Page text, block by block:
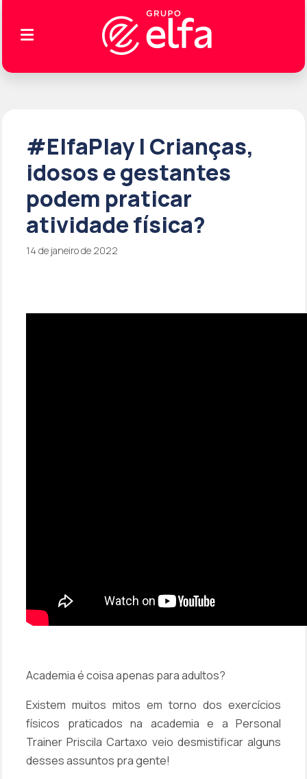
#ElfaPlay | Crianças,
idosos e gestantes
podem praticar
atividade física?
14 de janeiro de 2022
Academia é coisa apenas para adultos?
Existem muitos mitos em torno dos exercícios
físicos praticados na academia e a Personal
Trainer Priscila Cartaxo veio desmistificar alguns
desses assuntos pra gente!